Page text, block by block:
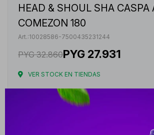
HEAD & SHOUL SHA CASPA
COMEZON 180
10028586-7500435231244
PYG 32.860PYG 27.931
VER STOCK EN TIENDAS